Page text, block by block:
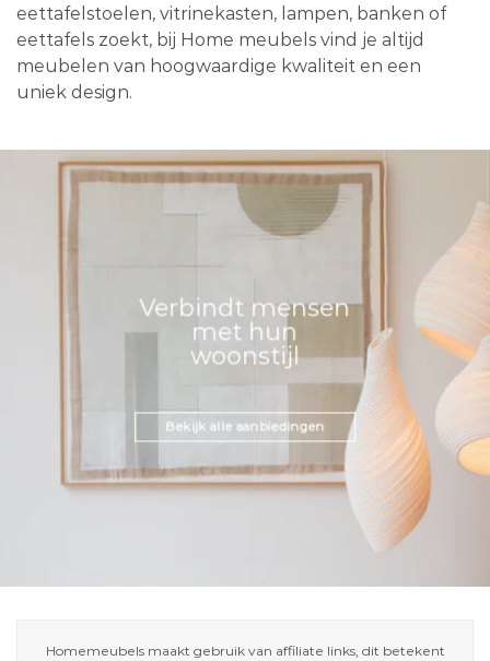
eettafelstoelen, vitrinekasten, lampen, banken of
eettafels zoekt, bij Home meubels vind je altijd
meubelen van hoogwaardige kwaliteit en een
uniek design.
Verbindt mensen
met hun
woonstijl
Bekijk alle aanbiedingen
Homemeubels maakt gebruik van affiliate links, dit betekent